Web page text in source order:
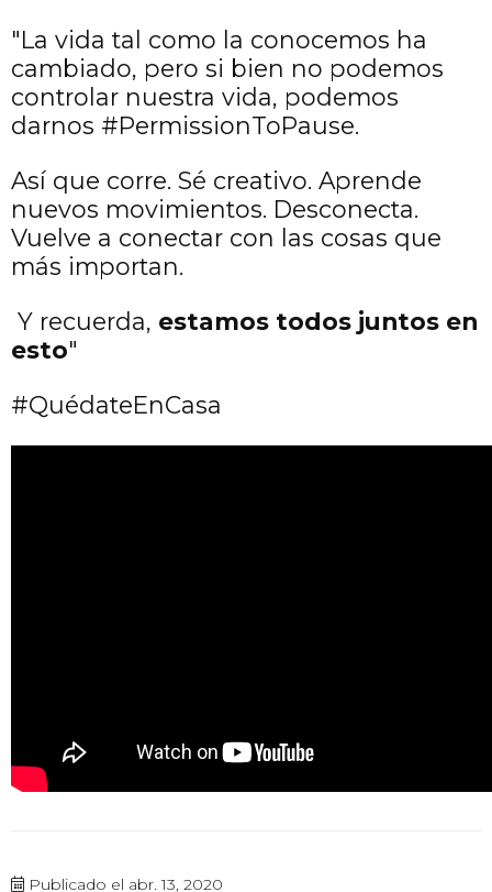
"La vida tal como la conocemos ha
cambiado, pero si bien no podemos
controlar nuestra vida, podemos
darnos #PermissionToPause.
Así que corre. Sé creativo. Aprende
nuevos movimientos. Desconecta.
Vuelve a conectar con las cosas que
más importan.
Y recuerda, estamos todos juntos en
esto"
#QuédateEnCasa
Publicado el abr. 13, 2020